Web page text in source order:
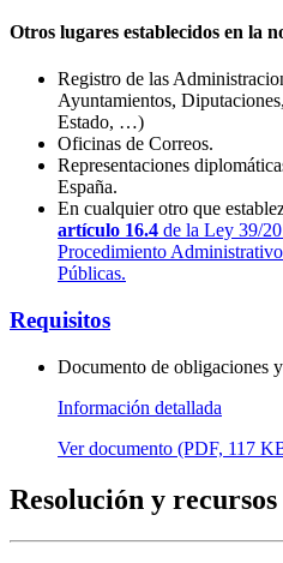
Otros lugares establecidos en la
Registro de las
Ayuntamientos,
Estado, …)
Oficinas de Correos.
Representaciones
España.
En cualquier otro que
artículo 16.4 de la Ley 39/
Procedimiento
Públicas.
Requisitos
Documento de obligaciones
Información detallada
Ver documento (PDF, 117
Resolución y recursos